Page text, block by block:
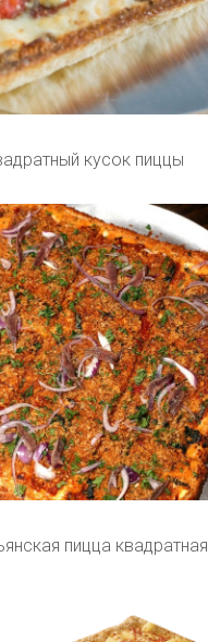
кусок пиццы
пицца квадратная